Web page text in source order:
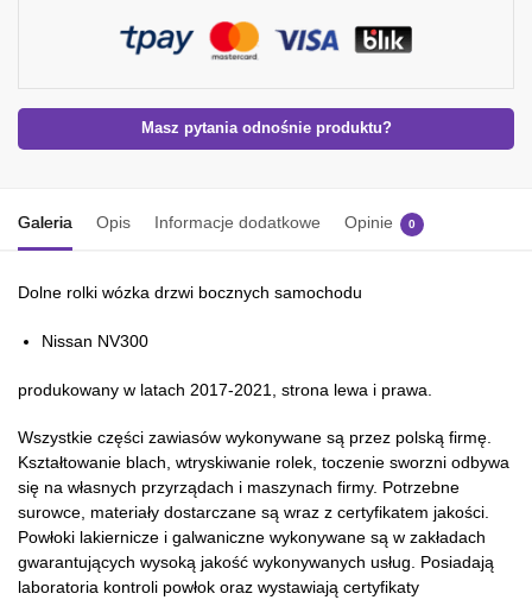
Masz pytania odnośnie produktu?
Galeria Opis Informacje dodatkowe Opinie 0
Dolne rolki wózka drzwi bocznych samochodu
Nissan NV300
produkowany w latach 2017-2021, strona lewa i prawa.
Wszystkie części zawiasów wykonywane są przez polską firmę.
Kształtowanie blach, wtryskiwanie rolek, toczenie sworzni odbywa
się na własnych przyrządach i maszynach firmy. Potrzebne
surowce, materiały dostarczane są wraz z certyfikatem jakości.
Powłoki lakiernicze i galwaniczne wykonywane są w zakładach
gwarantujących wysoką jakość wykonywanych usług. Posiadają
laboratoria kontroli powłok oraz wystawiają certyfikaty